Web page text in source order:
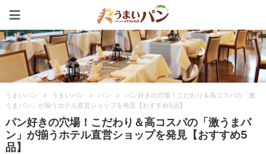
うまいパン > うまいパン > パン >
パン好きの穴場！こだわり＆高コスパの「激
うまパン」が揃うホテル直営ショップを発見【おすすめ5品】
パン好きの穴場！こだわり＆高コスパの「激うまパ
ン」が揃うホテル直営ショップを発見【おすすめ5
品】